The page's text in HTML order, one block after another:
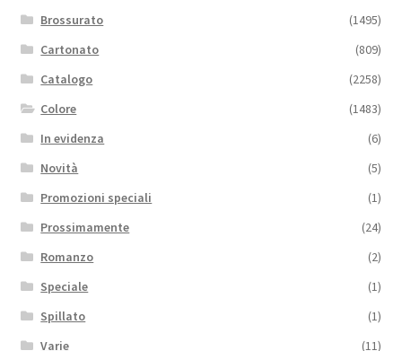
Brossurato
(1495)
Cartonato
(809)
Catalogo
(2258)
Colore
(1483)
In evidenza
(6)
Novità
(5)
Promozioni speciali
(1)
Prossimamente
(24)
Romanzo
(2)
Speciale
(1)
Spillato
(1)
Varie
(11)